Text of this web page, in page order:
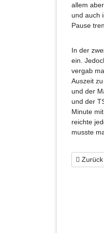
allem
und auch
Pause
In der
ein.
vergab
Auszeit
und der
und der
Minute
reichte
musste
Zurück